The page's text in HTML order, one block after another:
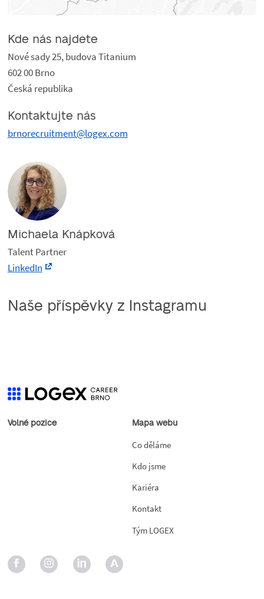
Kde nás najdete
Nové sady 25, budova Titanium
602 00 Brno
Česká republika
Kontaktujte nás
brnorecruitment@logex.com
Michaela Knápková
Talent Partner
LinkedIn
Naše příspěvky z Instagramu
Volné pozice Mapa webu
Co děláme
Kdo jsme
Kariéra
Kontakt
Tým LOGEX